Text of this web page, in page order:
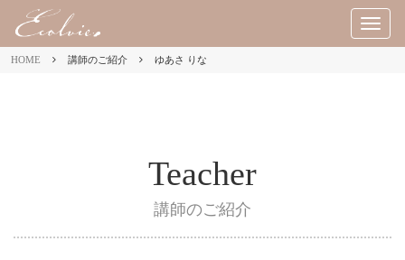
M
E
HOME 講師のご紹介 ゆあさ りな
Teacher
講師のご紹介